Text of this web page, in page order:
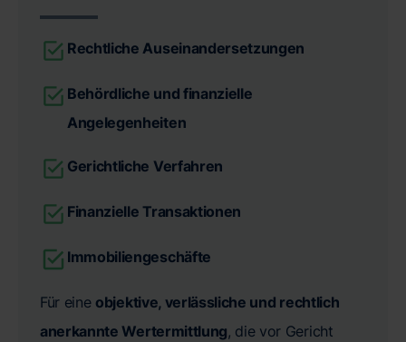
Rechtliche Auseinandersetzungen
Behördliche und finanzielle
Angelegenheiten
Gerichtliche Verfahren
Finanzielle Transaktionen
Immobiliengeschäfte
Für eine objektive, verlässliche und rechtlich
anerkannte Wertermittlung, die vor Gericht